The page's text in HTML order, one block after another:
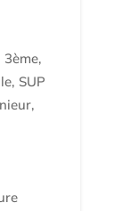
3ème,
SUP